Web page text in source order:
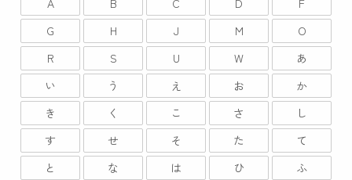
G
H J M
O
R
S U W
あ
い
う え お
か
き
く こ さ
し
す
せ そ た
て
と
な は ひ
ふ